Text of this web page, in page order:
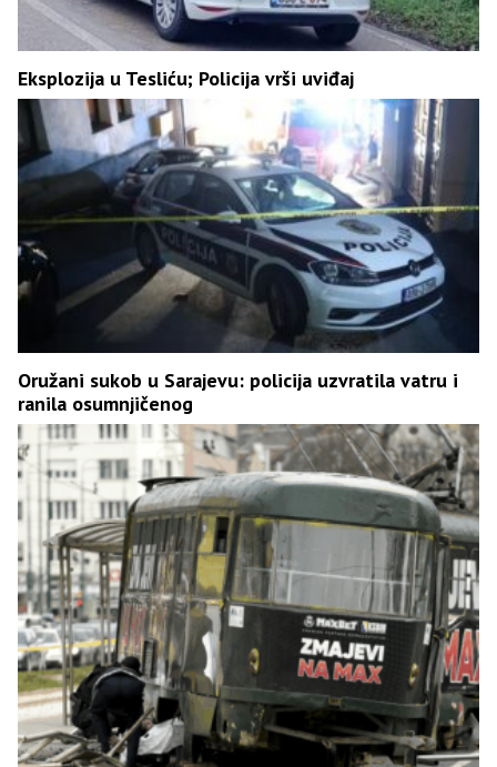
Eksplozija u Tesliću; Policija vrši uviđaj
Oružani sukob u Sarajevu: policija uzvratila vatru i
ranila osumnjičenog